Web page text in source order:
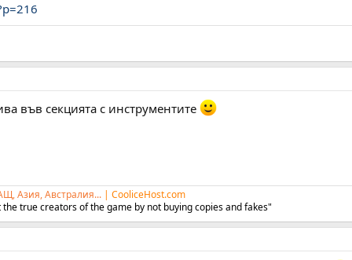
във секцията с инструментите
Азия, Австралия... | CooliceHost.com
true creators of the game by not buying copies and fakes"